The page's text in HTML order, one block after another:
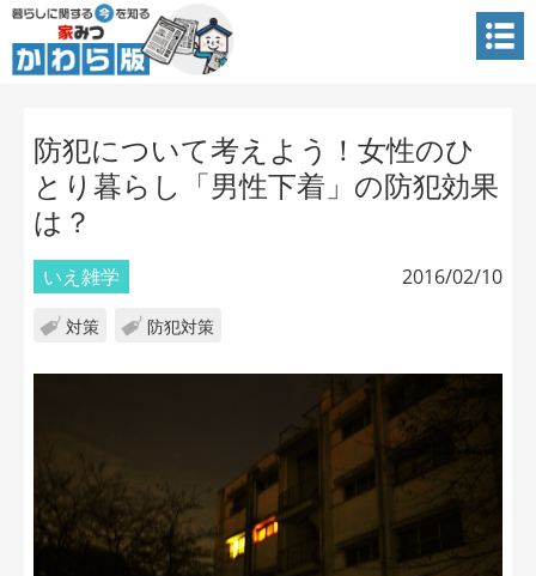
防犯について考えよう！女性のひ
とり暮らし「男性下着」の防犯効果
は？
いえ雑学 2016/02/10
対策 防犯対策